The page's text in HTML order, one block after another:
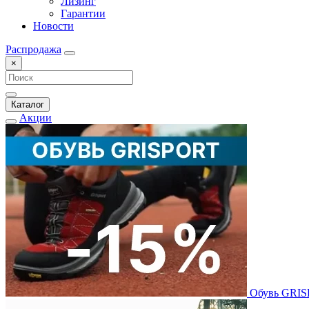
Гарантии
Новости
Распродажа
×
Каталог
Акции
Обувь